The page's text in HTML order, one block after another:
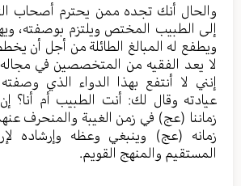
والحال أنك تجده ممن يحترم أصحاب
إلى الطبيب المختص ويلتزم بوصفته،
ويطفع له المبالغ الطائلة من أجل أن
لا يعد الفقيه من المتخصصين في
إنني لا أنتفع بهذا الدواء الذي
عيادته وقال لك: أنت الطبيب أم أنا؟ إن
زماننا (عج) في زمن الغيبة والمنحرف
زمانه (عج) وينبغي وعظه وإرشاده
المستقيم والمنهج القويم.